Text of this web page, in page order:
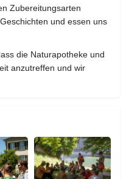
Zubereitungsarten
und essen uns
die Naturapotheke und
anzutreffen und wir